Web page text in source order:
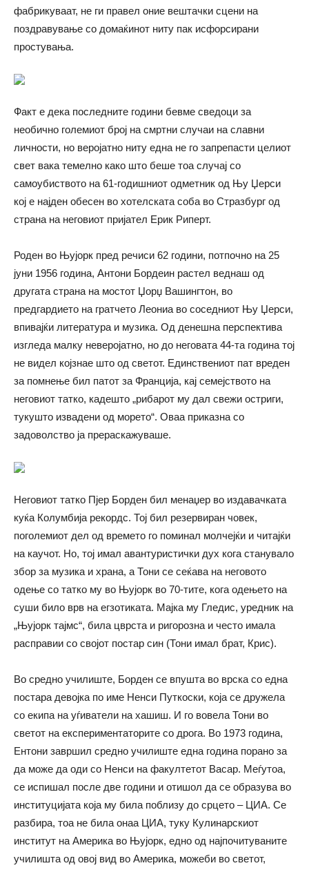
фабрикуваат, не ги правел оние вештачки сцени на
поздравување со домаќинот ниту пак исфорсирани
простувања.
Факт е дека последните години бевме сведоци за
необично големиот број на смртни случаи на славни
личности, но веројатно ниту една не го запрепасти целиот
свет вака темелно како што беше тоа случај со
самоубиството на 61-годишниот одметник од Њу Џерси
кој е најден обесен во хотелската соба во Стразбург од
страна на неговиот пријател Ерик Риперт.
Роден во Њујорк пред речиси 62 години, потпочно на 25
јуни 1956 година, Антони Бордеин растел веднаш од
другата страна на мостот Џорџ Вашингтон, во
предгардието на гратчето Леониа во соседниот Њу Џерси,
впивајќи литература и музика. Од денешна перспектива
изгледа малку неверојатно, но до неговата 44-та година тој
не видел којзнае што од светот. Единствениот пат вреден
за помнење бил патот за Франција, кај семејството на
неговиот татко, кадешто „рибарот му дал свежи остриги,
тукушто извадени од морето“. Оваа приказна со
задоволство ја прераскажуваше.
Неговиот татко Пјер Борден бил менаџер во издавачката
куќа Колумбија рекордс. Тој бил резервиран човек,
поголемиот дел од времето го поминал молчејќи и читајќи
на каучот. Но, тој имал авантуристички дух кога станувало
збор за музика и храна, а Тони се сеќава на неговото
одење со татко му во Њујорк во 70-тите, кога одењето на
суши било врв на егзотиката. Мајка му Гледис, уредник на
„Њујорк тајмс“, била цврста и ригорозна и често имала
расправии со својот постар син (Тони имал брат, Крис).
Во средно училиште, Борден се впушта во врска со една
постара девојка по име Ненси Путкоски, која се дружела
со екипа на уѓиватели на хашиш. И го вовела Тони во
светот на експериментаторите со дрога. Во 1973 година,
Ентони завршил средно училиште една година порано за
да може да оди со Ненси на факултетот Васар. Меѓутоа,
се испишал после две години и отишол да се образува во
институцијата која му била поблизу до срцето – ЦИА. Се
разбира, тоа не била онаа ЦИА, туку Кулинарскиот
институт на Америка во Њујорк, едно од најпочитуваните
училишта од овој вид во Америка, можеби во светот,